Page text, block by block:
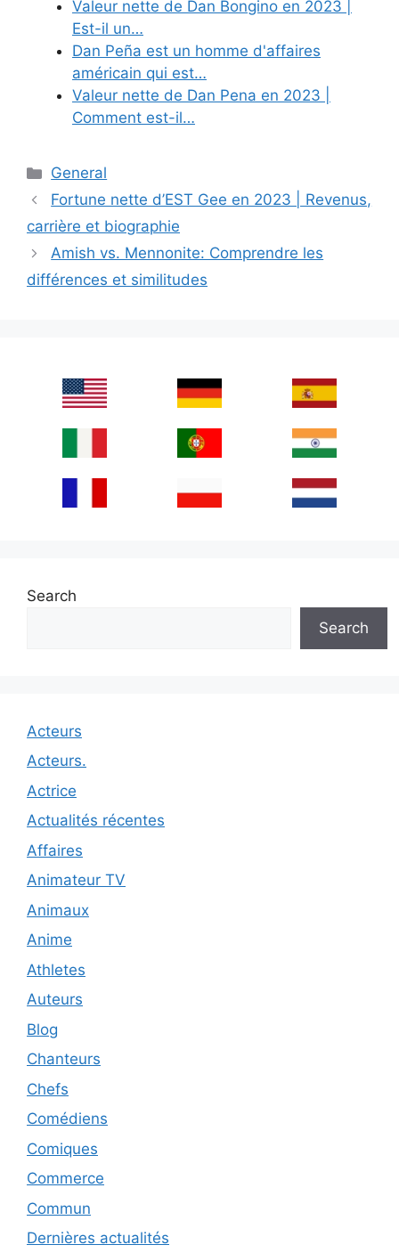
Valeur nette de Dan Bongino en 2023 |
Est-il un…
Dan Peña est un homme d'affaires
américain qui est…
Valeur nette de Dan Pena en 2023 |
Comment est-il…
Categories
General
Fortune nette d’EST Gee en 2023 | Revenus,
carrière et biographie
Amish vs. Mennonite: Comprendre les
différences et similitudes
Search
Search
Acteurs
Acteurs.
Actrice
Actualités récentes
Affaires
Animateur TV
Animaux
Anime
Athletes
Auteurs
Blog
Chanteurs
Chefs
Comédiens
Comiques
Commerce
Commun
Dernières actualités